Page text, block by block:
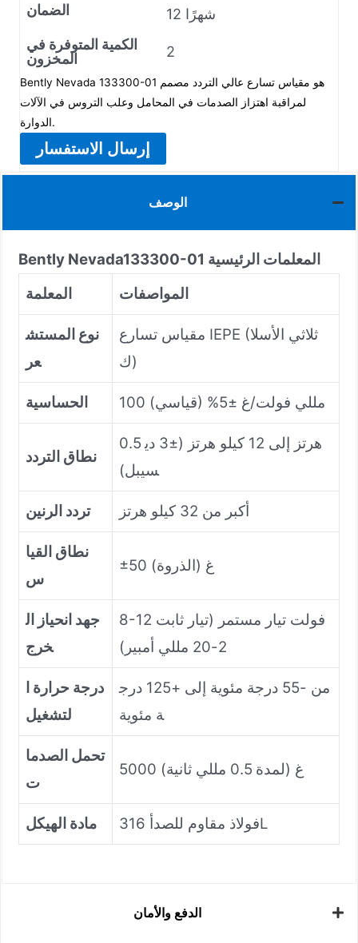
الضمان
12 شهرًا
الكمية المتوفرة في
المخزون
2
Bently Nevada 133300-01 هو مقياس تسارع عالي التردد مصمم
لمراقبة اهتزاز الصدمات في المحامل وعلب التروس في الآلات
الدوارة.
إرسال الاستفسار
الوصف
Bently Nevada133300-01 المعلمات الرئيسية
المعلمة
المواصفات
نوع المستش
عر
مقياس تسارع IEPE (ثلاثي الأسلا
ك)
الحساسية 100 مللي فولت/غ ±5% (قياسي)
نطاق التردد
0.5 هرتز إلى 12 كيلو هرتز (±3 دي
سيبل)
تردد الرنين أكبر من 32 كيلو هرتز
نطاق القيا
س
±50 غ (الذروة)
جهد انحياز ال
خرج
8-12 فولت تيار مستمر (تيار ثابت
2-20 مللي أمبير)
درجة حرارة ا
لتشغيل
من -55 درجة مئوية إلى +125 درج
ة مئوية
تحمل الصدما
ت
5000 غ (لمدة 0.5 مللي ثانية)
مادة الهيكل فولاذ مقاوم للصدأ 316L
الدفع والأمان